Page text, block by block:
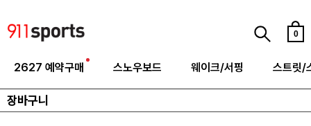
0
2627 예약구매 스노우보드 웨이크/서핑 스트릿/
장바구니